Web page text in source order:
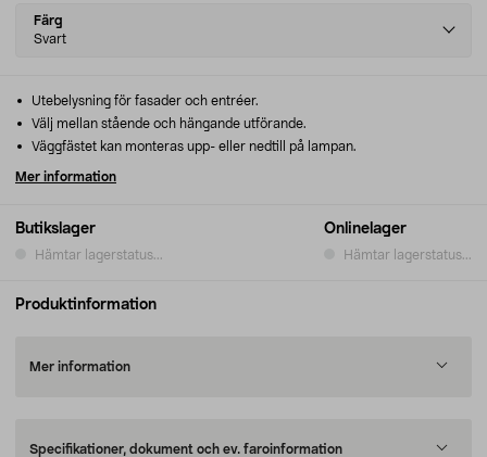
Select
variant
Färg
Svart
Butikslager
Hämtar lagerstatus...
Onlinelager
Hämtar lagerstatus...
Utebelysning för fasader och entréer.
Välj mellan stående och hängande utförande.
Väggfästet kan monteras upp- eller nedtill på lampan.
Mer information
Produktinformation
Mer information
Specifikationer, dokument och ev. faroinformation